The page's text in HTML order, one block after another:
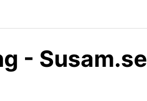
- Susam.se